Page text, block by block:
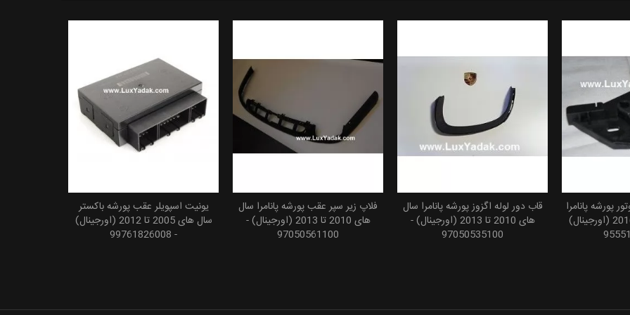
افزودن به سبد خرید
یونیت اسپویلر عقب پورشه باکستر
سال های 2005 تا 2012 (اورجینال)
- 99761826008
افزودن به سبد خرید
فلاپ زیر سپر عقب پورشه پانامرا سال
های 2010 تا 2013 (اورجینال) -
97050561100
افزودن به سبد خرید
قاب دور لوله اگزوز پورشه پانامرا سال
های 2010 تا 2013 (اورجینال) -
97050535100
سبد خرید
پورشه پانامرا
سال های 2010 تا 2016 (اورجینال)